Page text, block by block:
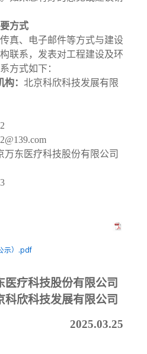
方式
真、电子邮件等方式与建设
联系，发表对工程建设及环
方式如下：
： 北京科欣科技发展有限
@139.com
万东医疗科技股份有限公司
示）.pdf
医疗科技股份有限公司
科欣科技发展有限公司
2025.03.25